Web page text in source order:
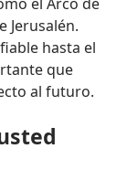
Jerusalén.
hasta el
que
al futuro.